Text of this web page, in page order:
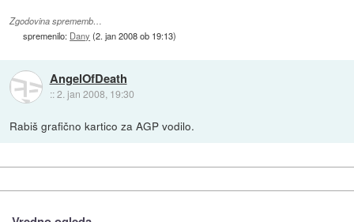
Zgodovina sprememb…
spremenilo: Dany (2. jan 2008 ob 19:13)
AngelOfDeath
::2. jan 2008, 19:30
Rabiš grafično kartico za AGP vodilo.